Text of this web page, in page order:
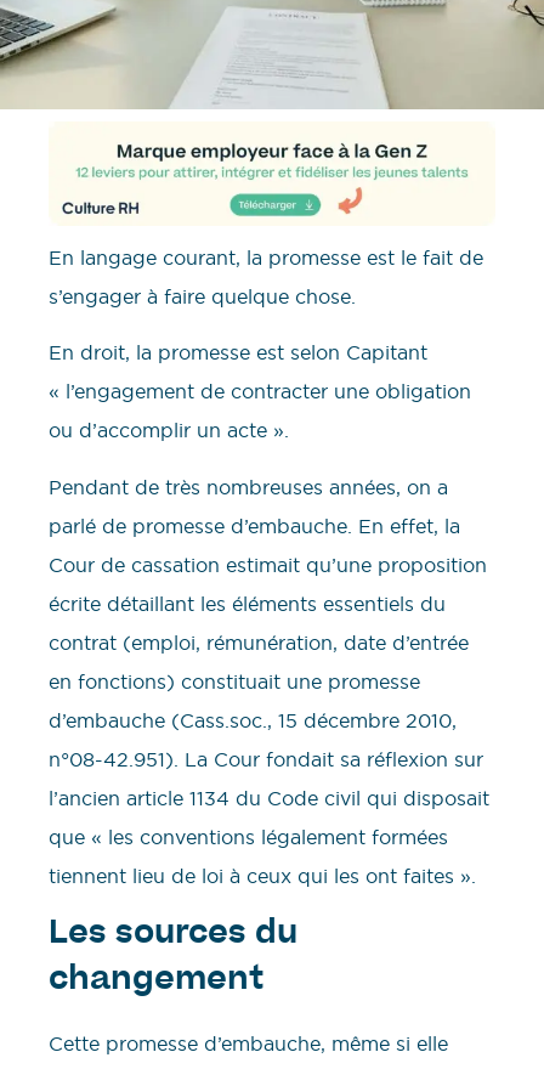
En langage courant, la promesse est le fait de
s’engager à faire quelque chose.
En droit, la promesse est selon Capitant
« l’engagement de contracter une obligation
ou d’accomplir un acte ».
Pendant de très nombreuses années, on a
parlé de promesse d’embauche. En effet, la
Cour de cassation estimait qu’une proposition
écrite détaillant les éléments essentiels du
contrat (emploi, rémunération, date d’entrée
en fonctions) constituait une promesse
d’embauche (Cass.soc., 15 décembre 2010,
n°08-42.951). La Cour fondait sa réflexion sur
l’ancien article 1134 du Code civil qui disposait
que « les conventions légalement formées
tiennent lieu de loi à ceux qui les ont faites ».
Les sources du
changement
Cette promesse d’embauche, même si elle